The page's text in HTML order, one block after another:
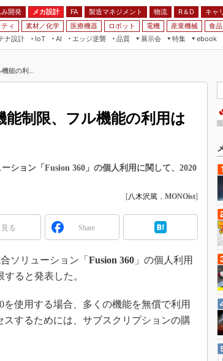
開発 メカ設計 FA 製造マネジメント 物流 R＆D
キャ
ィ 素材／化学 医療機器 ロボット 電機 産業機械 食
ナ設計
IoT
AI
エッジ逆襲 品質
展示会
JIMTOF
IIFES
TECHNO-FRONTIER
EdgeTech+
特集
VR／AR
組み込み画像技術
車載ソフト開発
ISO26262
無償設計ツール
3Dプリンタ
デジタルツインとCAE
S＆OP
ebook
能の利...
能制限、フル機能の利用は
ション「Fusion 360」の個人利用に関して、2020
[八木沢篤 ， MONOist]
見る Share
ソリューション「 Fusion 360 」の個人利用
ると発表した。
使用する場合、多くの機能を無償で利用
スするためには、サブスクリプションの購